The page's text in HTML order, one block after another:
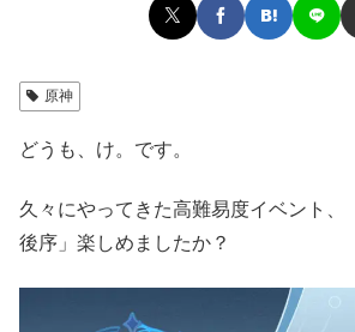
原神
どうも、け。です。
久々にやってきた高難易度イベント、
後序」楽しめましたか？